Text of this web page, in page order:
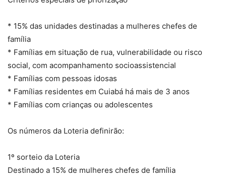
* 15% das unidades destinadas a mulheres chefes de
família
* Famílias em situação de rua, vulnerabilidade ou risco
social, com acompanhamento socioassistencial
* Famílias com pessoas idosas
* Famílias residentes em Cuiabá há mais de 3 anos
* Famílias com crianças ou adolescentes
Os números da Loteria definirão:
1º sorteio da Loteria
Destinado a 15% de mulheres chefes de família